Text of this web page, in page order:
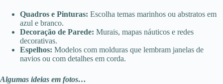
Quadros e Pinturas: Escolha temas marinhos ou abstratos em
azul e branco.
Decoração de Parede: Murais, mapas náuticos e redes
decorativas.
Espelhos: Modelos com molduras que lembram janelas de
navios ou com detalhes em corda.
Algumas ideias em fotos…